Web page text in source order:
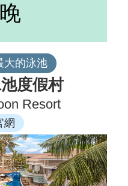
大的泳池
度假村
Resort
網